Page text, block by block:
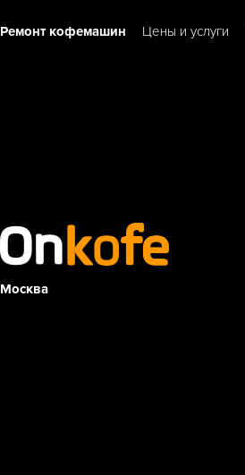
Ремонт кофемашин Цены и услуги
Москва